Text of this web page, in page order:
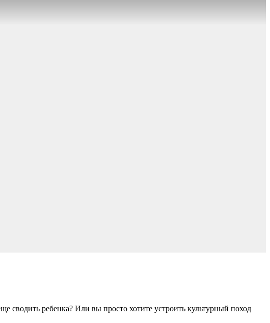
сводить ребенка? Или вы просто хотите устроить культурный поход